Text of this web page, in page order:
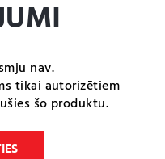
nav.
tikai autorizētiem
šo produktu.